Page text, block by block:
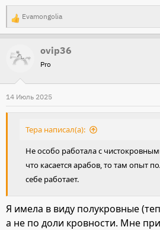
Р
е
а
к
и
и
Evamongolia
ovip36
Pro
14 Июль 2025
Тера написал(а):
Не особо работала с
что касается арабов, то там опыт
себе работает.
Я имела в виду полукровные
а не по доли кровности. Мне